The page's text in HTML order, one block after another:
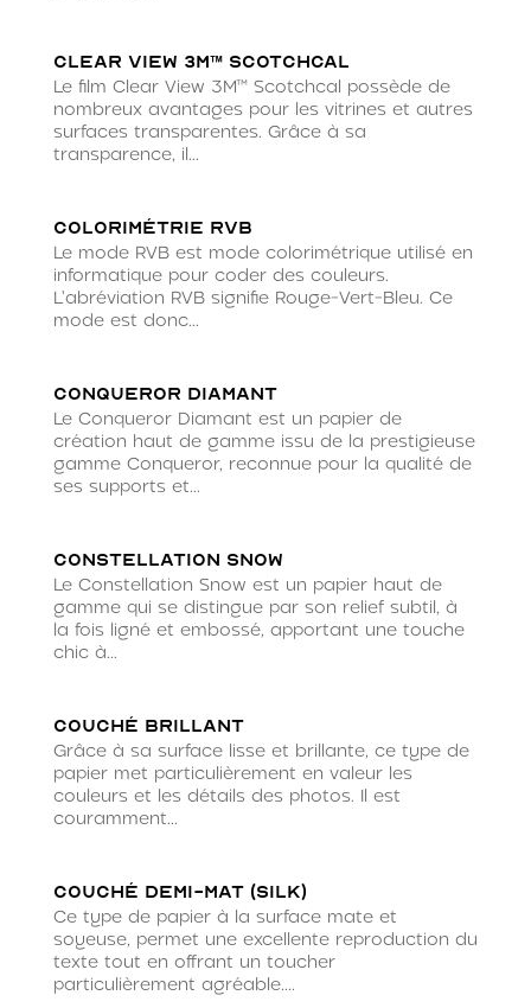
Clear View 3M™ Scotchcal
Le film Clear View 3M™ Scotchcal possède de
nombreux avantages pour les vitrines et autres
surfaces transparentes. Grâce à sa
transparence, il...
Colorimétrie RVB
Le mode RVB est mode colorimétrique utilisé en
informatique pour coder des couleurs.
L'abréviation RVB signifie Rouge-Vert-Bleu. Ce
mode est donc...
Conqueror diamant
Le Conqueror Diamant est un papier de
création haut de gamme issu de la prestigieuse
gamme Conqueror, reconnue pour la qualité de
ses supports et...
Constellation Snow
Le Constellation Snow est un papier haut de
gamme qui se distingue par son relief subtil, à
la fois ligné et embossé, apportant une touche
chic à...
Couché brillant
Grâce à sa surface lisse et brillante, ce type de
papier met particulièrement en valeur les
couleurs et les détails des photos. Il est
couramment...
Couché demi-mat (silk)
Ce type de papier à la surface mate et
soyeuse, permet une excellente reproduction du
texte tout en offrant un toucher
particulièrement agréable....